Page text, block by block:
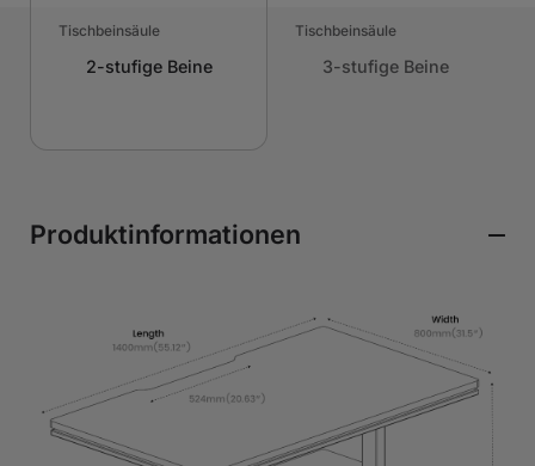
Tischbeinsäule
2-stufige Beine
Tischbeinsäule
3-stufige Beine
Produktinformationen